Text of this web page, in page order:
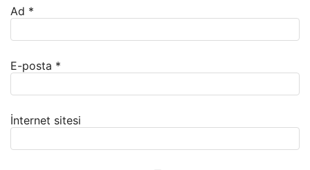
Ad *
E-posta *
İnternet sitesi